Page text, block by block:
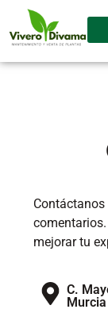
mejorar tu
C.
Murcia